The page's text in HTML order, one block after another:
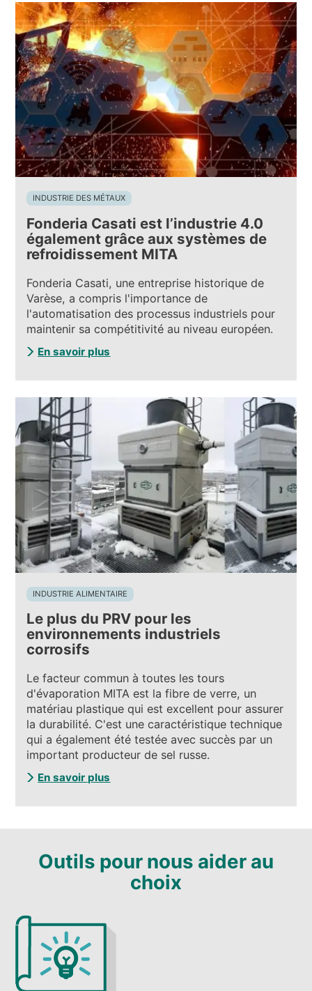
INDUSTRIE DES MÉTAUX
Fonderia Casati est l’industrie 4.0
également grâce aux systèmes de
refroidissement MITA
Fonderia Casati, une entreprise historique de
Varèse, a compris l'importance de
l'automatisation des processus industriels pour
maintenir sa compétitivité au niveau européen.
En savoir plus
INDUSTRIE ALIMENTAIRE
Le plus du PRV pour les
environnements industriels
corrosifs
Le facteur commun à toutes les tours
d'évaporation MITA est la fibre de verre, un
matériau plastique qui est excellent pour assurer
la durabilité. C'est une caractéristique technique
qui a également été testée avec succès par un
important producteur de sel russe.
En savoir plus
Outils pour nous aider au
choix